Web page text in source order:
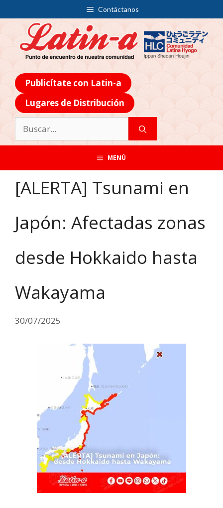
Contáctanos
Publicítate con Latin-a
Lugares de Distribución
MENÚ
[ALERTA] Tsunami en
Japón: Afectadas zonas
desde Hokkaido hasta
Wakayama
30/07/2025